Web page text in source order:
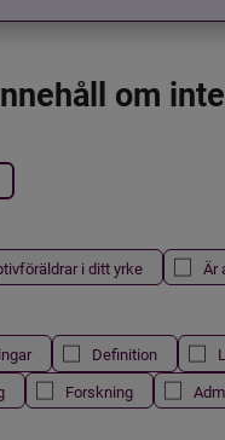
om
i ditt yrke Är
Definition
Forskning